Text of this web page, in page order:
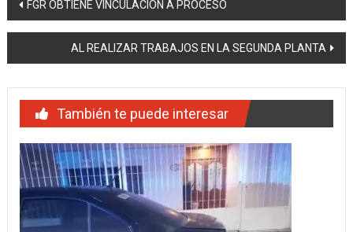
de
entradas
FGR OBTIENE VINCULACIÓN A PROCESO
AL REALIZAR TRABAJOS EN LA SEGUNDA PLANTA
También te puede interesar